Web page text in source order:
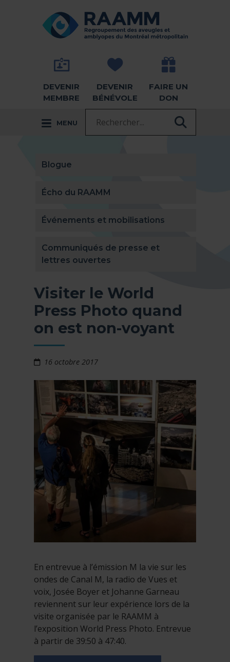
RETOUR À LA PAGE D'ACCUEIL -
DEVENIR
MEMBRE
DEVENIR
BÉNÉVOLE
FAIRE UN
DON
MENU
Blogue
Écho du RAAMM
Événements et mobilisations
Communiqués de presse et
lettres ouvertes
Visiter le World
Press Photo quand
on est non-voyant
16 octobre 2017
En entrevue à l’émission M la vie sur les
ondes de Canal M, la radio de Vues et
voix, Josée Boyer et Johanne Garneau
reviennent sur leur expérience lors de la
visite organisée par le RAAMM à
l’exposition World Press Photo. Entrevue
à partir de 39:50 à 47:40.